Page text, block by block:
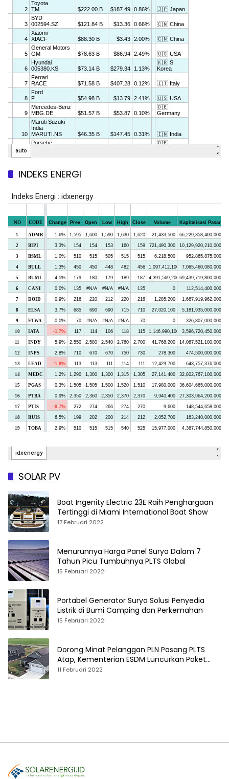
INDEKS ENERGI
SOLAR PV
Boat Ingenity Electric 23E Raih Penghargaan
Tertinggi di Miami International Boat Show
17 Februari 2022
Menurunnya Harga Panel Surya Dalam 7
Tahun Picu Tumbuhnya PLTS Global
15 Februari 2022
Portabel Generator Surya Solusi Penyedia
Listrik di Bumi Camping dan Perkemahan
15 Februari 2022
Dorong Minat Pelanggan PLN Pasang PLTS
Atap, Kementerian ESDM Luncurkan Paket
Hibah SEF
11 Februari 2022